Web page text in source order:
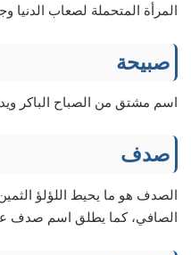
المرأة المتحملة لصعاب الدنيا
صبيحة
اسم مشتق من الصباح الباكر
صدف
الصدف هو ما يحيط اللؤلؤ
الصافي، كما يطلق اسم صدف